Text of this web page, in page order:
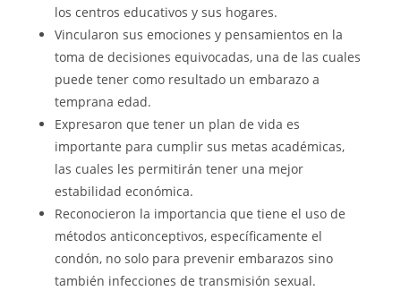
los centros educativos y sus hogares.
Vincularon sus emociones y pensamientos en la
toma de decisiones equivocadas, una de las cuales
puede tener como resultado un embarazo a
temprana edad.
Expresaron que tener un plan de vida es
importante para cumplir sus metas académicas,
las cuales les permitirán tener una mejor
estabilidad económica.
Reconocieron la importancia que tiene el uso de
métodos anticonceptivos, específicamente el
condón, no solo para prevenir embarazos sino
también infecciones de transmisión sexual.